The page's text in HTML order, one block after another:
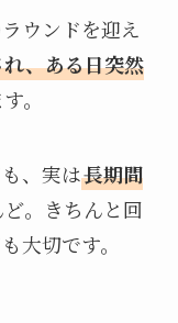
ウンドを迎え
、ある日突然
。
、実は長期間
。きちんと回
大切です。